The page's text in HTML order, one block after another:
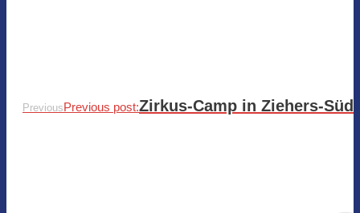
Previous Previous post:Zirkus-Camp in Ziehers-Süd